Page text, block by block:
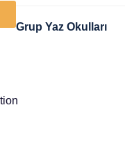
Grup Yaz Okulları
Turlar